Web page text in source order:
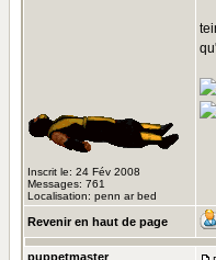
Inscrit le: 24 Fév 2008
Messages: 761
Localisation: penn ar bed
Revenir en haut de page
puppetmaster